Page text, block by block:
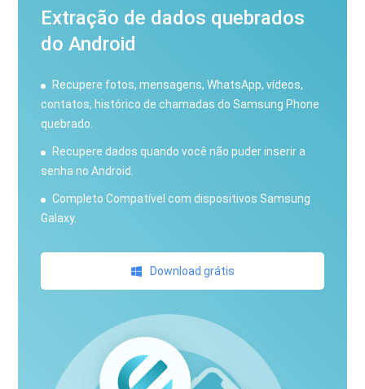
Extração de dados quebrados
do Android
Recupere fotos, mensagens, WhatsApp, vídeos,
contatos, histórico de chamadas do Samsung Phone
quebrado.
Recupere dados quando você não puder inserir a
senha no Android.
Completo Compatível com dispositivos Samsung
Galaxy.
Download grátis